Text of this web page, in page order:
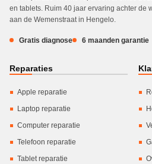
en tablets. Ruim 40 jaar ervaring achter de
aan de Wemenstraat in Hengelo.
Gratis diagnose 6 maanden garantie
Reparaties
Apple reparatie
Laptop reparatie
Computer reparatie
Telefoon reparatie
Tablet reparatie